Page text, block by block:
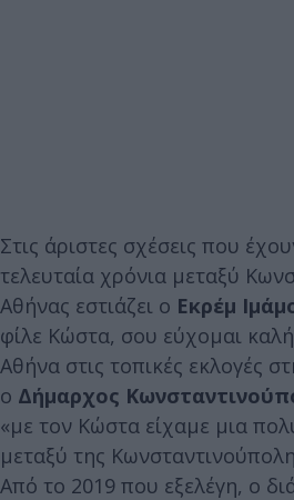
Στις άριστες σχέσεις που
τελευταία χρόνια μεταξύ
Αθήνας εστιάζει ο Εκρέμ
φίλε Κώστα, σου εύχομαι
Αθήνα στις τοπικές εκλογές
ο Δήμαρχος
«με τον Κώστα είχαμε μια
μεταξύ της
Από το 2019 που εξελέγη, ο